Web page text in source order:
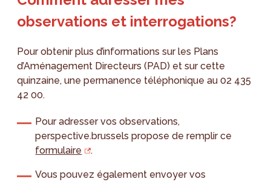
observations et interrogations?
Pour obtenir plus d’informations sur les Plans
d’Aménagement Directeurs (PAD) et sur cette
quinzaine, une permanence téléphonique au 02 435
42 00.
Pour adresser vos observations,
perspective.brussels propose de remplir ce
formulaire
.
Vous pouvez également envoyer vos